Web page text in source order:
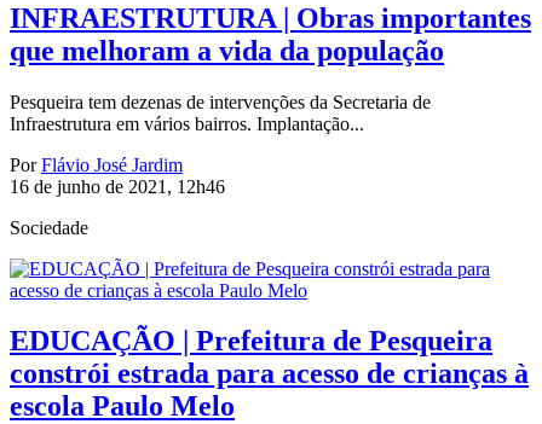
INFRAESTRUTURA | Obras importantes
que melhoram a vida da população
Pesqueira tem dezenas de intervenções da Secretaria de
Infraestrutura em vários bairros. Implantação...
PorFlávio José Jardim
16 de junho de 2021, 12h46
Sociedade
EDUCAÇÃO | Prefeitura de Pesqueira
constrói estrada para acesso de crianças à
escola Paulo Melo